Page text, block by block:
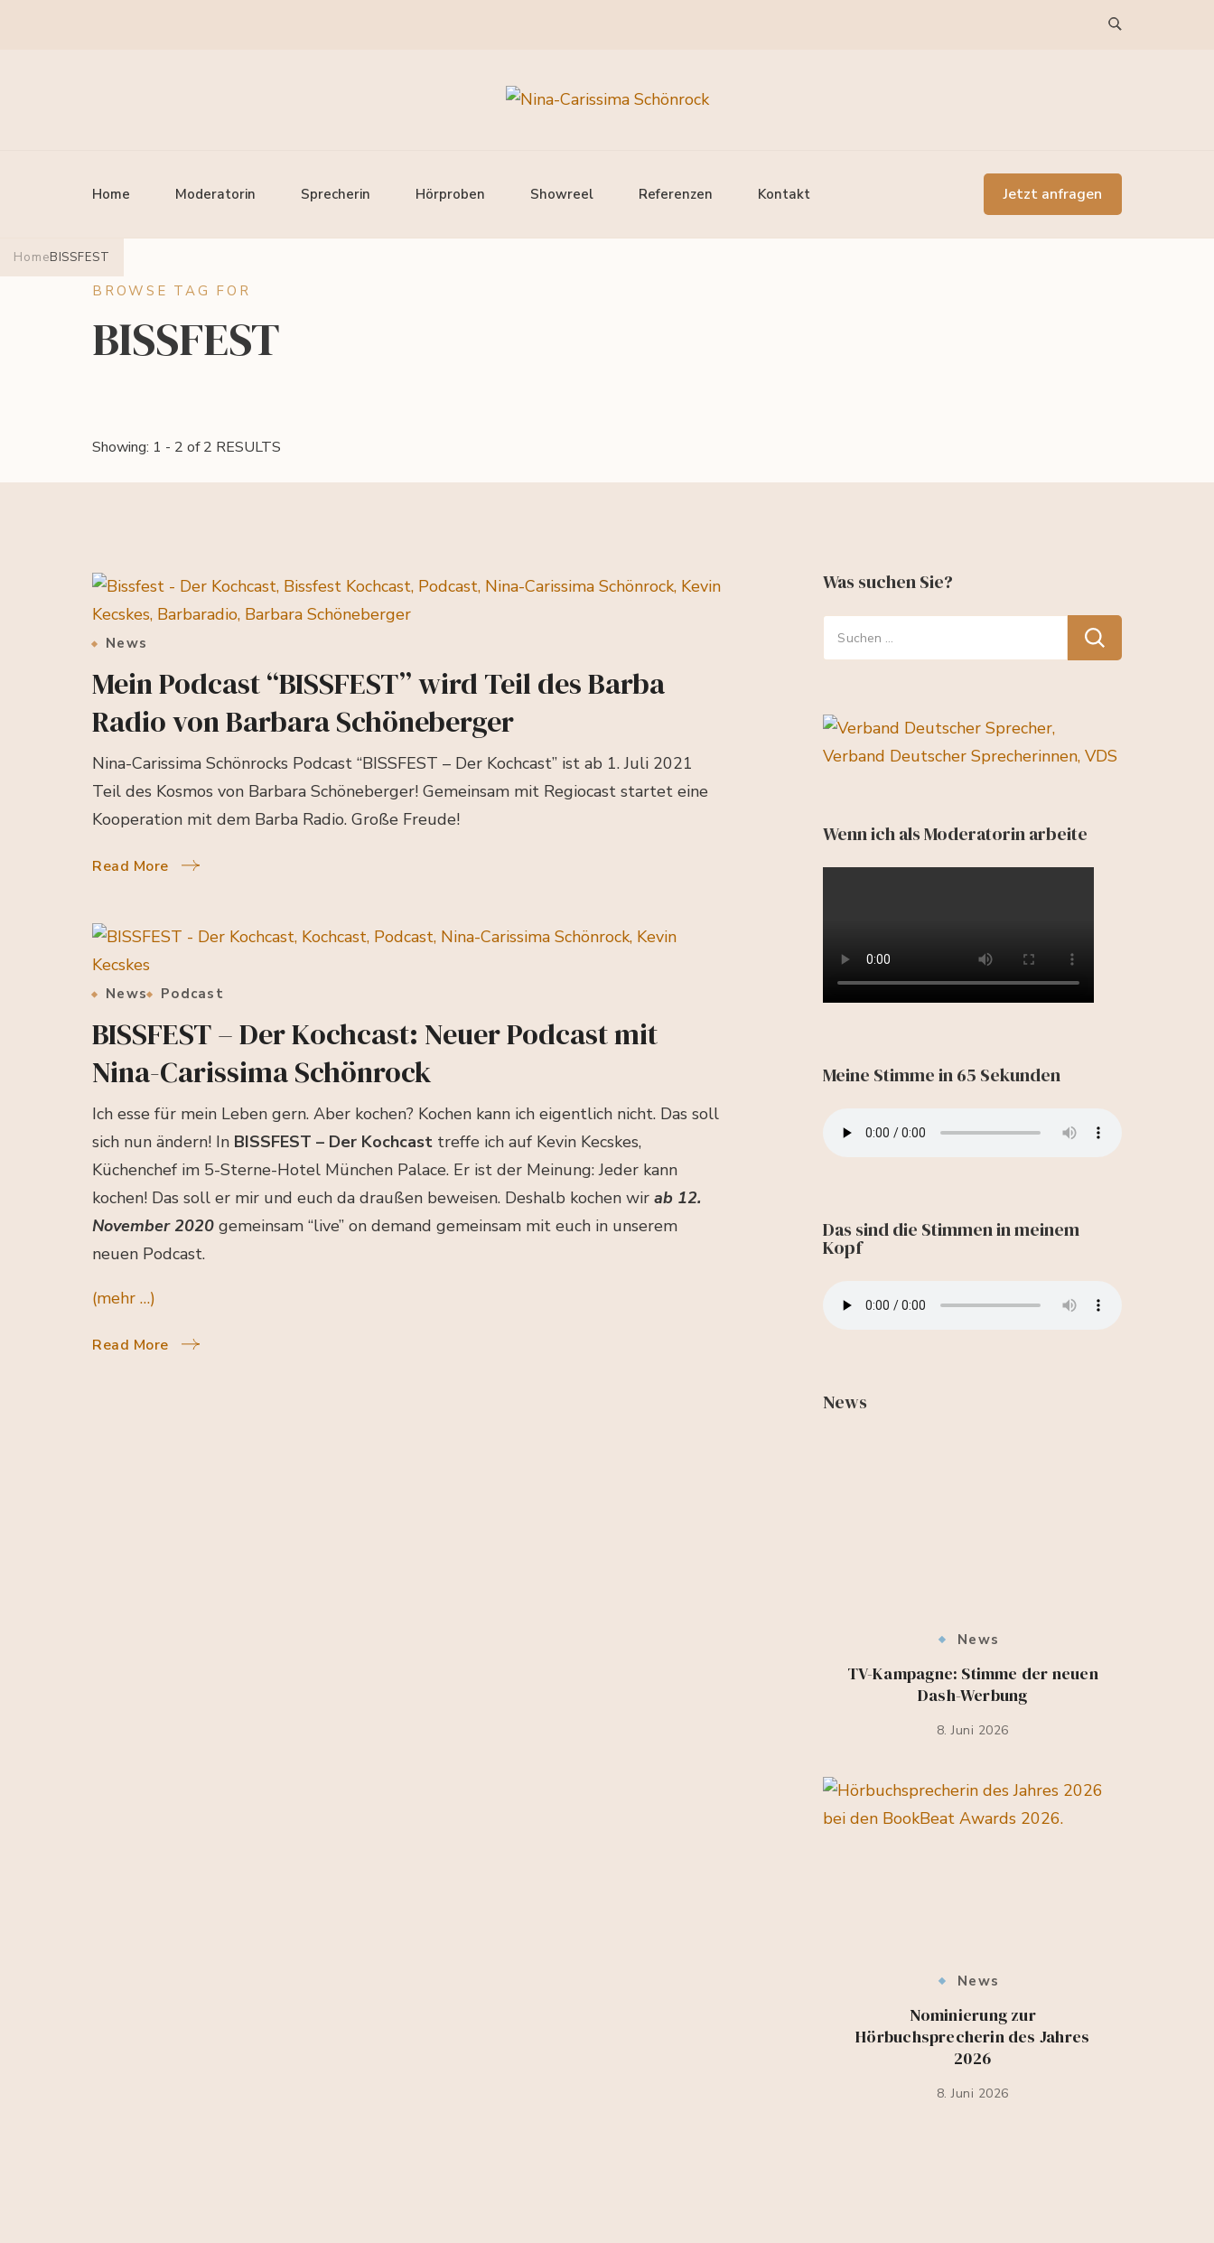
Home Moderatorin Sprecherin Hörproben Showreel Referenzen Kontakt Jetzt anfragen
HomeBISSFEST
BROWSE TAG FOR
BISSFEST
Showing: 1 - 2 of 2 RESULTS
News
Mein Podcast “BISSFEST” wird Teil des Barba
Radio von Barbara Schöneberger
Nina-Carissima Schönrocks Podcast “BISSFEST – Der Kochcast” ist ab 1. Juli 2021
Teil des Kosmos von Barbara Schöneberger! Gemeinsam mit Regiocast startet eine
Kooperation mit dem Barba Radio. Große Freude!
Read More
News Podcast
BISSFEST – Der Kochcast: Neuer Podcast mit
Nina-Carissima Schönrock
Ich esse für mein Leben gern. Aber kochen? Kochen kann ich eigentlich nicht. Das soll
sich nun ändern! In BISSFEST – Der Kochcast treffe ich auf Kevin Kecskes,
Küchenchef im 5-Sterne-Hotel München Palace. Er ist der Meinung: Jeder kann
kochen! Das soll er mir und euch da draußen beweisen. Deshalb kochen wir ab 12.
November 2020 gemeinsam “live” on demand gemeinsam mit euch in unserem
neuen Podcast.
(mehr …)
Read More
Was suchen Sie?
Suchen
nach:
Wenn ich als Moderatorin arbeite
Meine Stimme in 65 Sekunden
Das sind die Stimmen in meinem
Kopf
News
News
TV-Kampagne: Stimme der neuen
Dash-Werbung
8. Juni 2026
News
Nominierung zur
Hörbuchsprecherin des Jahres
2026
8. Juni 2026